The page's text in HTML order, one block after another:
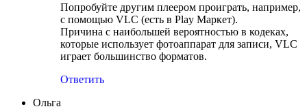
Попробуйте другим плеером проиграть, например,
с помощью VLC (есть в Play Маркет).
Причина с наибольшей вероятностью в кодеках,
которые использует фотоаппарат для записи, VLC
играет большинство форматов.
Ответить
Ольга